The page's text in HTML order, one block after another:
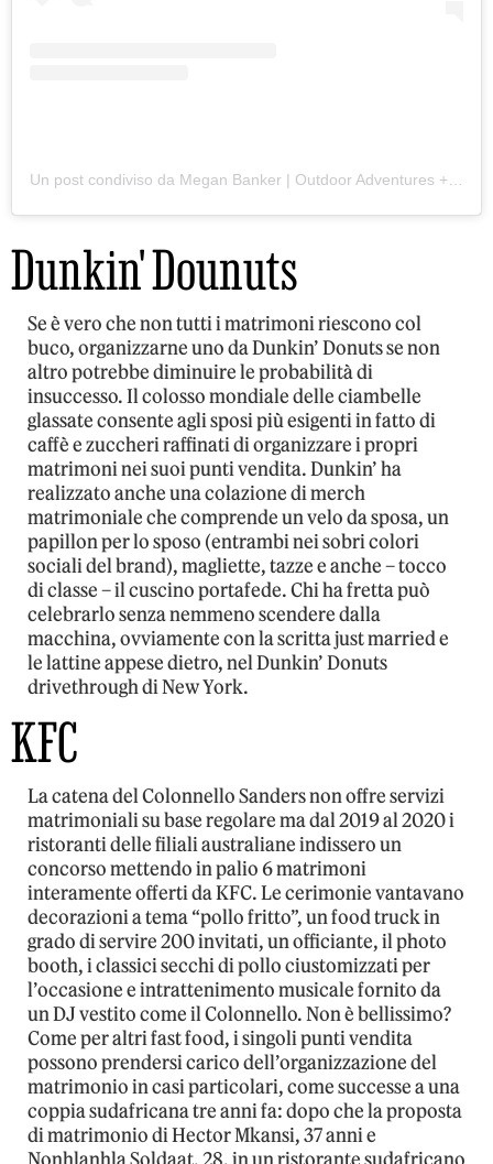
Dunkin' Dounuts
Se è vero che non tutti i matrimoni riescono col
buco, organizzarne uno da Dunkin’ Donuts se non
altro potrebbe diminuire le probabilità di
insuccesso. Il colosso mondiale delle ciambelle
glassate consente agli sposi più esigenti in fatto di
caffè e zuccheri raffinati di organizzare i propri
matrimoni nei suoi punti vendita. Dunkin’ ha
realizzato anche una colazione di merch
matrimoniale che comprende un velo da sposa, un
papillon per lo sposo (entrambi nei sobri colori
sociali del brand), magliette, tazze e anche – tocco
di classe – il cuscino portafede. Chi ha fretta può
celebrarlo senza nemmeno scendere dalla
macchina, ovviamente con la scritta just married e
le lattine appese dietro, nel Dunkin’ Donuts
drivethrough di New York.
KFC
La catena del Colonnello Sanders non offre servizi
matrimoniali su base regolare ma dal 2019 al 2020 i
ristoranti delle filiali australiane indissero un
concorso mettendo in palio 6 matrimoni
interamente offerti da KFC. Le cerimonie vantavano
decorazioni a tema “pollo fritto”, un food truck in
grado di servire 200 invitati, un officiante, il photo
booth, i classici secchi di pollo ciustomizzati per
l’occasione e intrattenimento musicale fornito da
un DJ vestito come il Colonnello. Non è bellissimo?
Come per altri fast food, i singoli punti vendita
possono prendersi carico dell’organizzazione del
matrimonio in casi particolari, come successe a una
coppia sudafricana tre anni fa: dopo che la proposta
di matrimonio di Hector Mkansi, 37 anni e